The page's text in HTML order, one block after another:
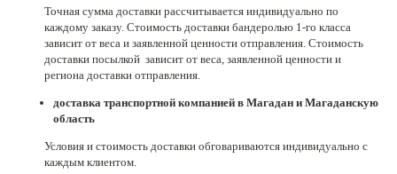
Нетемнеющая фурнитура
Всё для вышивки
Проволока
Натуральные камни
Новинки!
Точная сумма доставки рассчитывается индивидуально по
каждому заказу. Стоимость доставки бандеролью 1-го класса
зависит от веса и заявленной ценности отправления. Стоимость
доставки посылкой зависит от веса, заявленной ценности и
региона доставки отправления.
доставка транспортной компанией в Магадан и Магаданскую
область
Условия и стоимость доставки обговариваются индивидуально с
каждым клиентом.